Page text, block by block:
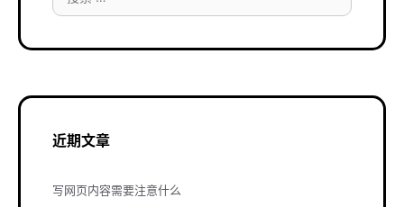
索：
近期文章
写网页内容需要注意什么